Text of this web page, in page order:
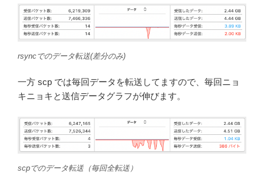
rsyncでのデータ転送(差分のみ)
一方 scp では毎回データを転送してますので、毎回ニョ
キニョキと送信データグラフが伸びます。
scpでのデータ転送（毎回全転送）